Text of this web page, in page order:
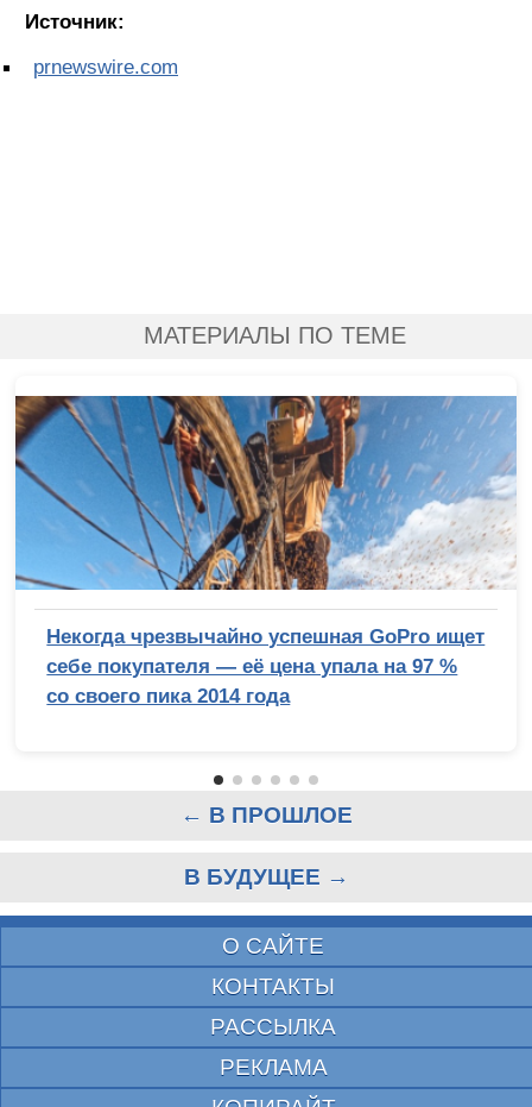
Источник:
prnewswire.com
МАТЕРИАЛЫ ПО ТЕМЕ
Некогда чрезвычайно успешная GoPro ищет
себе покупателя — её цена упала на 97 %
со своего пика 2014 года
← В ПРОШЛОЕ
В БУДУЩЕЕ →
О САЙТЕ
КОНТАКТЫ
РАССЫЛКА
РЕКЛАМА